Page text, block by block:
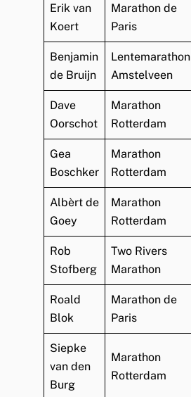
Erik van
Koert
Marathon de
Paris
Benjamin
de Bruijn
Lentemarathon
Amstelveen
Dave
Oorschot
Marathon
Rotterdam
Gea
Boschker
Marathon
Rotterdam
Albèrt de
Goey
Marathon
Rotterdam
Rob
Stofberg
Two Rivers
Marathon
Roald
Blok
Marathon de
Paris
Siepke
van den
Burg
Marathon
Rotterdam